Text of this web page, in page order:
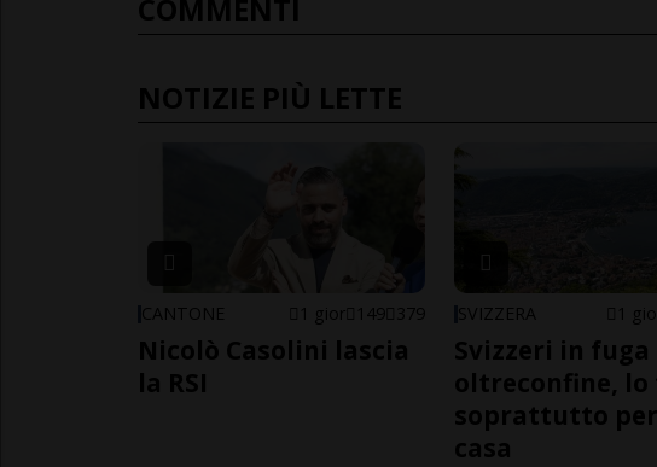
COMMENTI
NOTIZIE PIÙ LETTE
CANTONE 1 gior 149 379
Nicolò Casolini lascia
la RSI
SVIZZERA 1
Svizzeri in fuga
oltreconfine, lo
soprattutto
casa